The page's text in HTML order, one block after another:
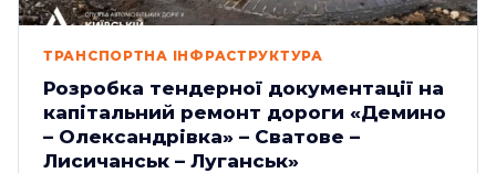
ТРАНСПОРТНА ІНФРАСТРУКТУРА
Розробка тендерної документації на
капітальний ремонт дороги «Демино
– Олександрівка» – Сватове –
Лисичанськ – Луганськ»